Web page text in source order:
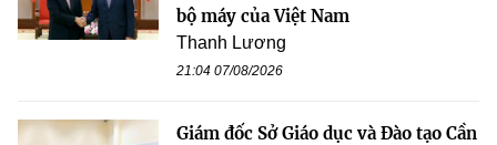
bộ máy của Việt Nam
Thanh Lương
21:04 07/08/2026
Giám đốc Sở Giáo dục và Đào tạo Cần